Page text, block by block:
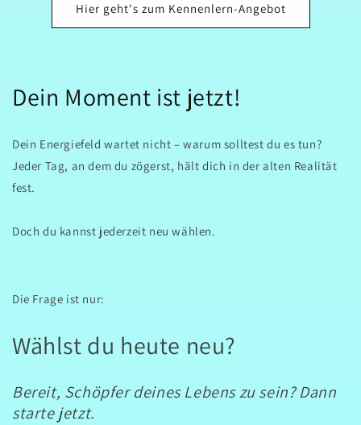
Hier geht's zum Kennenlern-Angebot
Dein Moment ist jetzt!
Dein Energiefeld wartet nicht – warum solltest du es tun?
Jeder Tag, an dem du zögerst, hält dich in der alten Realität
fest.
Doch du kannst jederzeit neu wählen.
Die Frage ist nur:
Wählst du heute neu?
Bereit, Schöpfer deines Lebens zu sein? Dann
starte jetzt.